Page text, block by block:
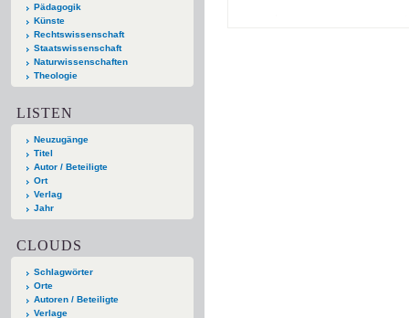
Pädagogik
Künste
Rechtswissenschaft
Staatswissenschaft
Naturwissenschaften
Theologie
LISTEN
Neuzugänge
Titel
Autor / Beteiligte
Ort
Verlag
Jahr
CLOUDS
Schlagwörter
Orte
Autoren / Beteiligte
Verlage